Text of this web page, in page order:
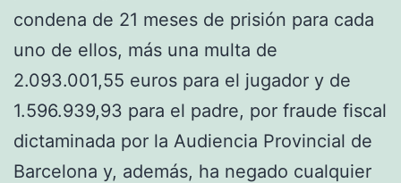
condena de 21 meses de prisión para cada
uno de ellos, más una multa de
2.093.001,55 euros para el jugador y de
1.596.939,93 para el padre, por fraude fiscal
dictaminada por la Audiencia Provincial de
Barcelona y, además, ha negado cualquier